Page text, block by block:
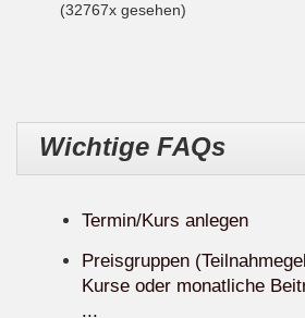
(32767x gesehen)
Wichtige FAQs
Termin/Kurs anlegen
Preisgruppen
Kurse oder monatliche
...